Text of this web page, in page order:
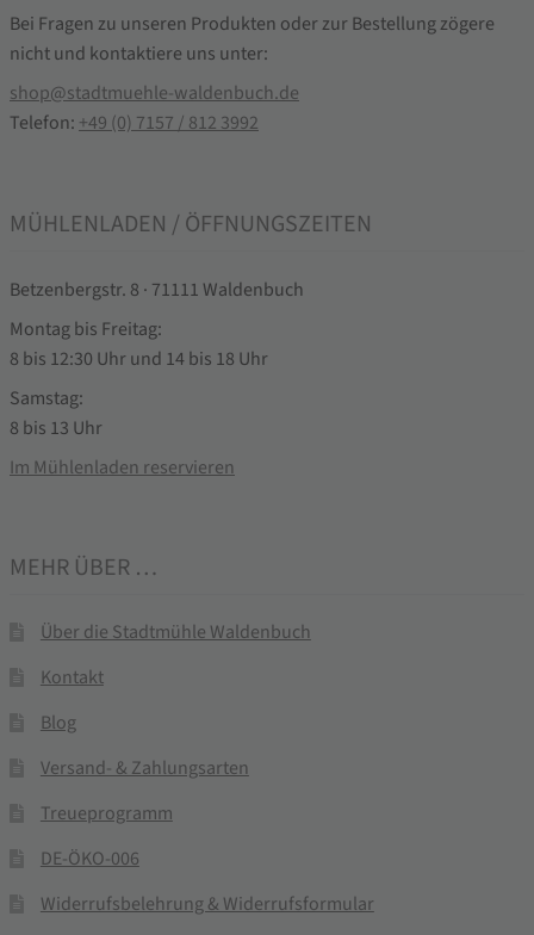
Bei Fragen zu unseren Produkten oder zur Bestellung zögere
nicht und kontaktiere uns unter:
shop@stadtmuehle-waldenbuch.de
Telefon:+49 (0) 7157 / 812 3992
MÜHLENLADEN / ÖFFNUNGSZEITEN
Betzenbergstr. 8 · 71111 Waldenbuch
Montag bis Freitag:
8 bis 12:30 Uhr und 14 bis 18 Uhr
Samstag:
8 bis 13 Uhr
Im Mühlenladen reservieren
MEHR ÜBER …
Über die Stadtmühle Waldenbuch
Kontakt
Blog
Versand- & Zahlungsarten
Treueprogramm
DE-ÖKO-006
Widerrufsbelehrung & Widerrufsformular